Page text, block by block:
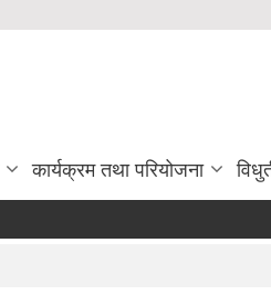
कार्यक्रम तथा परियोजना